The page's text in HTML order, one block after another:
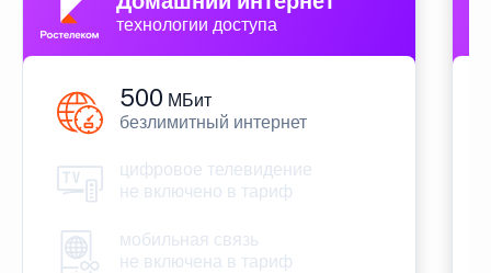
технологии доступа
500 МБит
безлимитный интернет
цифровое телевидение
не включено в тариф
мобильная связь
не включена в тариф